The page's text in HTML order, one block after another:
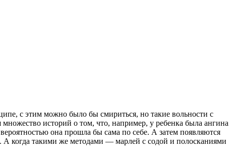
с этим можно было бы смириться, но такие вольности с
историй о том, что, например, у ребенка была ангина
она прошла бы сама по себе. А затем появляются
А когда такими же методами — марлей с содой и полосканиями